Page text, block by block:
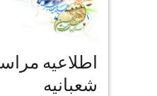
اطلاعیه
شعبانیه